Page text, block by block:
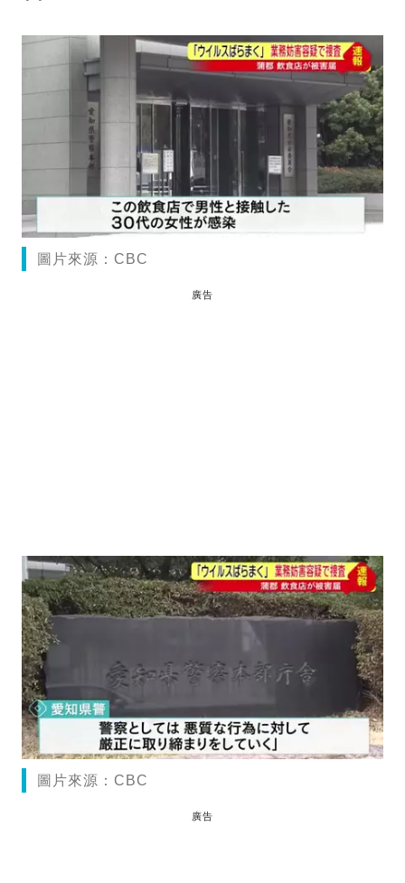
圖片來源：CBC
廣告
圖片來源：CBC
廣告